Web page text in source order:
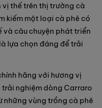
thế trên thị trường cà
kiếm một loại cà phê có
câu chuyện phát triển
lựa chọn đáng để trải
hãng với hương vị
nghiệm dòng Carraro
vùng trồng cà phê